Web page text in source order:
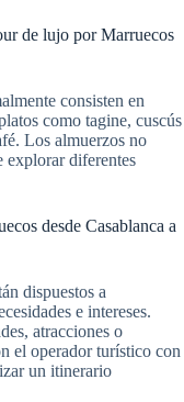
de lujo por Marruecos
consisten en
como tagine, cuscús
Los almuerzos no
explorar diferentes
desde Casablanca a
dispuestos a
e intereses.
atracciones o
el operador turístico con
un itinerario